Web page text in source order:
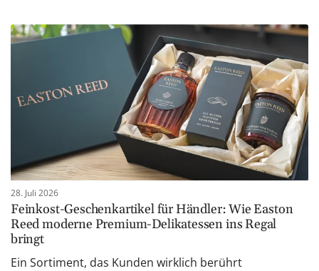
28. Juli 2026
Feinkost-Geschenkartikel für Händler: Wie Easton
Reed moderne Premium-Delikatessen ins Regal
bringt
Ein Sortiment, das Kunden wirklich berührt